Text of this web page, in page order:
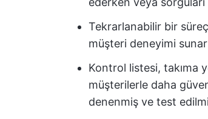
Tekrarlanabilir bir
müşteri deneyimi
Kontrol listesi, takıma
müşterilerle daha
denenmiş ve test